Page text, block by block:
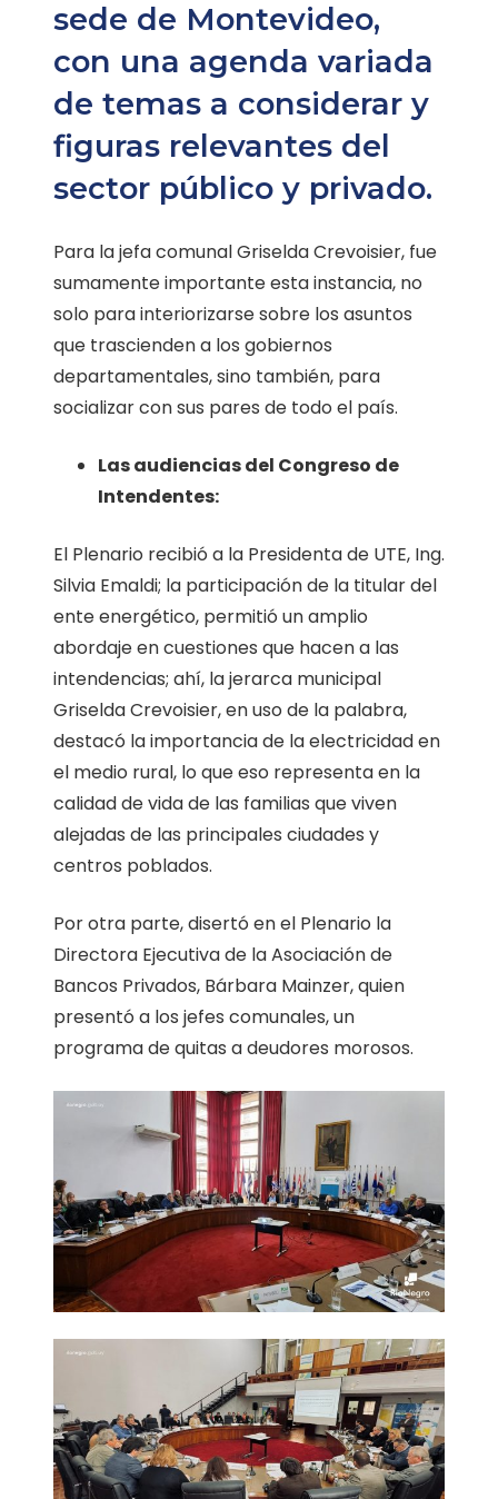
sede de Montevideo,
con una agenda variada
de temas a considerar y
figuras relevantes del
sector público y privado.
Para la jefa comunal Griselda Crevoisier, fue
sumamente importante esta instancia, no
solo para interiorizarse sobre los asuntos
que trascienden a los gobiernos
departamentales, sino también, para
socializar con sus pares de todo el país.
Las audiencias del Congreso de
Intendentes:
El Plenario recibió a la Presidenta de UTE, Ing.
Silvia Emaldi; la participación de la titular del
ente energético, permitió un amplio
abordaje en cuestiones que hacen a las
intendencias; ahí, la jerarca municipal
Griselda Crevoisier, en uso de la palabra,
destacó la importancia de la electricidad en
el medio rural, lo que eso representa en la
calidad de vida de las familias que viven
alejadas de las principales ciudades y
centros poblados.
Por otra parte, disertó en el Plenario la
Directora Ejecutiva de la Asociación de
Bancos Privados, Bárbara Mainzer, quien
presentó a los jefes comunales, un
programa de quitas a deudores morosos.